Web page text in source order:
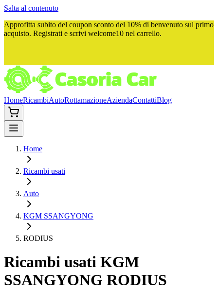
Salta al contenuto
Approfitta subito del coupon sconto del 10% di benvenuto sul primo
acquisto. Registrati e scrivi welcome10 nel carrello.
HomeRicambiAutoRottamazioneAziendaContattiBlog
Home
Ricambi usati
Auto
KGM SSANGYONG
RODIUS
Ricambi usati KGM
SSANGYONG RODIUS